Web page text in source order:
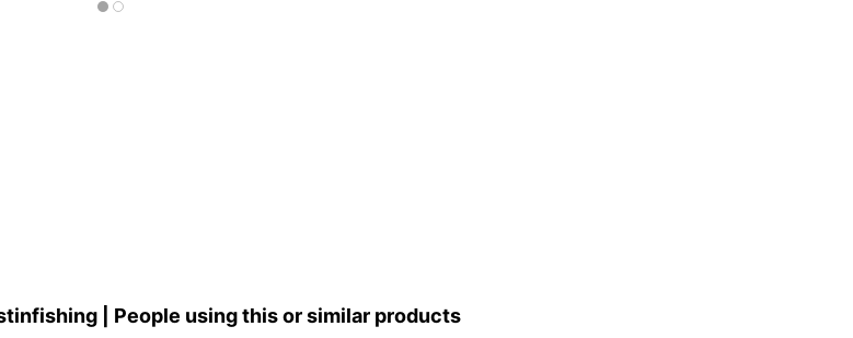
| People using this or similar products